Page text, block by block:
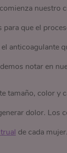
nuestro
para que el
anticoagulante
notar en
tamaño, color y
dolor. Los
de cada mujer.